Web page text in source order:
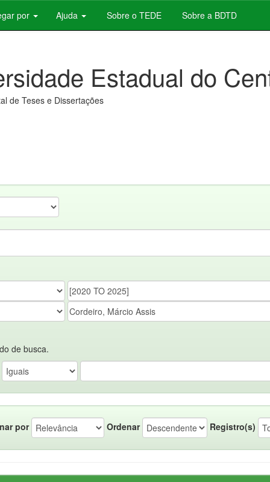
por Ajuda Sobre o TEDE Sobre a BDTD
Estadual do
de Teses e Dissertações
de busca.
por Ordenar Registro(s)